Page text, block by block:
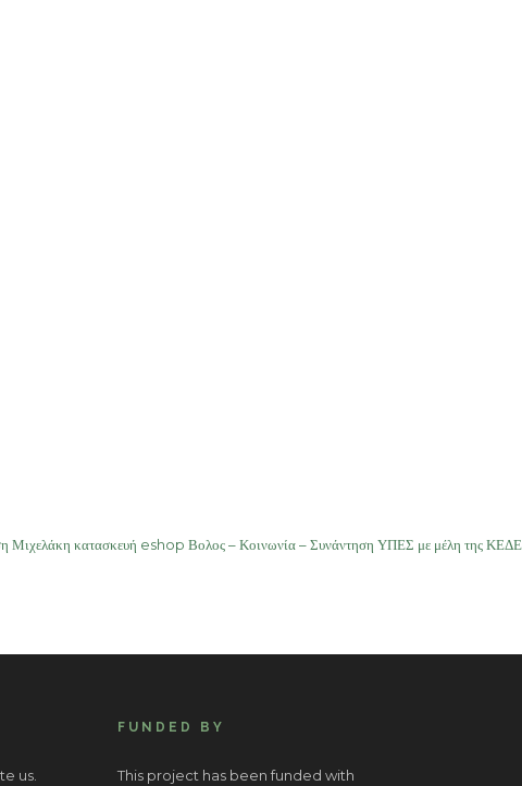
Μιχελάκη κατασκευή eshop Βολος – Κοινωνία – Συνάντηση ΥΠΕΣ με μέλη της ΚΕΔΕ
us.
FUNDED BY
This project has been funded with